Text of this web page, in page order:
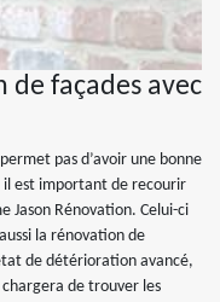
façades avec
pas d’avoir une bonne
il est important de recourir
Jason Rénovation. Celui-ci
la rénovation de
de détérioration avancé,
de trouver les